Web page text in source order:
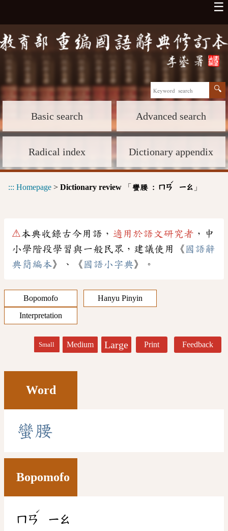
☰
Basic search Advanced search
Radical index Dictionary appendix
::: Homepage > Dictionary review 「 蠻腰 : ㄇㄢ
ˊ
ㄧㄠ 」
⚠本典收錄古今用語， 適用於語文研究者 ，中
小學階段學習與一般民眾，建議使用《 國語辭
典簡編本》、《 國語小字典》。
Bopomofo
Hanyu Pinyin
Interpretation
Small Medium Large Print Feedback
Word
蠻腰
Bopomofo
ㄇㄢ
ˊ
ㄧㄠ